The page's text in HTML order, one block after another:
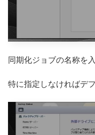
同期化ジョブの名称を
特に指定しなければデ